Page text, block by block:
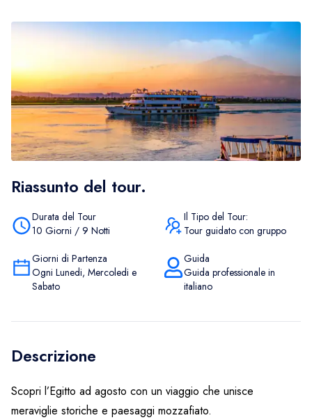
Riassunto del tour.
Durata del Tour
10 Giorni / 9 Notti
Il Tipo del Tour:
Tour guidato con gruppo
Giorni di Partenza
Ogni Lunedi, Mercoledi e
Sabato
Guida
Guida professionale in
italiano
Descrizione
Scopri l’Egitto ad agosto con un viaggio che unisce
meraviglie storiche e paesaggi mozzafiato.